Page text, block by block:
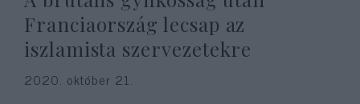
Franciaország lecsap az
iszlamista szervezetekre
2020. október 21.